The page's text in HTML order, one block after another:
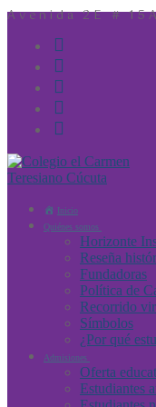
Avenida 2E #
Inicio
Quiénes somos
Horizonte
Reseña
Fundadoras
Política de
Recorrido
Símbolos
¿Por qué
Admisiones
Oferta
Estudiantes